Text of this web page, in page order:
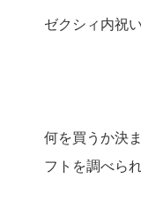
ゼクシィ内祝
何を買うか決
フトを調べられ